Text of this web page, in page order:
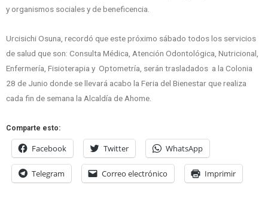
y organismos sociales y de beneficencia.
Urcisichi Osuna, recordó que este próximo sábado todos los servicios
de salud que son: Consulta Médica, Atención Odontológica, Nutricional,
Enfermería, Fisioterapia y Optometría, serán trasladados a la Colonia
28 de Junio donde se llevará acabo la Feria del Bienestar que realiza
cada fin de semana la Alcaldía de Ahome.
Comparte esto:
Facebook Twitter WhatsApp
Telegram Correo electrónico Imprimir